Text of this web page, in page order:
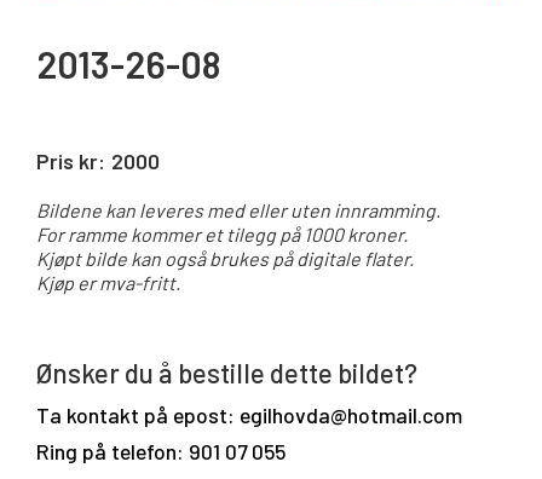
2013-26-08
Pris kr: 2000
Bildene kan leveres med eller uten innramming.
For ramme kommer et tilegg på 1000 kroner.
Kjøpt bilde kan også brukes på digitale flater.
Kjøp er mva-fritt.
Ønsker du å bestille dette bildet?
Ta kontakt på epost: egilhovda@hotmail.com
Ring på telefon: 901 07 055